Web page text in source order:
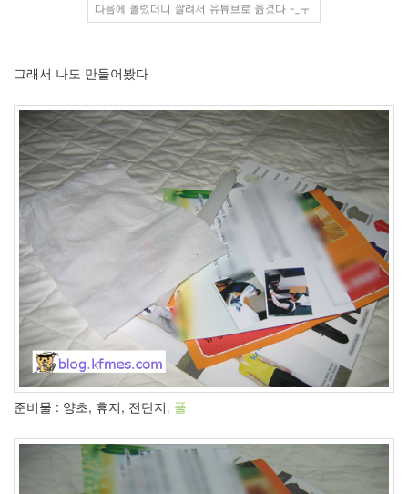
그래서 나도 만들어봤다
준비물 : 양초, 휴지, 전단지, 풀